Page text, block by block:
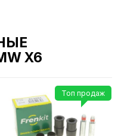
X6
Топ продаж